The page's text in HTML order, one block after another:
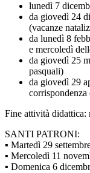
lunedì 7
da giovedì 24
(vacanze
da lunedì 8
e mercoledì
da giovedì 25
pasquali)
da giovedì 29
Fine attività didattica:
SANTI PATRONI:
▪ Martedì 29
▪ Mercoledì 11
▪ Domenica 6